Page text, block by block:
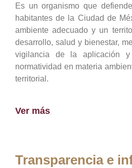
Es un organismo que
habitantes de la Ciudad de
ambiente adecuado y un
desarrollo, salud y bienestar,
vigilancia de la aplicación
normatividad en materia
territorial.
Ver más
Transparencia e